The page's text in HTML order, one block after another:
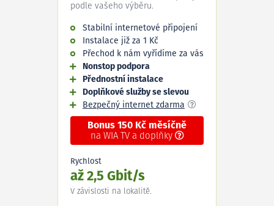
podle vašeho výběru.
Stabilní internetové připojení
Instalace již za 1 Kč
Přechod k nám vyřídíme za vás
Nonstop podpora
Přednostní instalace
Doplňkové služby se slevou
Bezpečný internet zdarma
Bonus 150 Kč měsíčně
na WIA TV a doplňky
Rychlost
až 2,5 Gbit/s
V závislosti na lokalitě.